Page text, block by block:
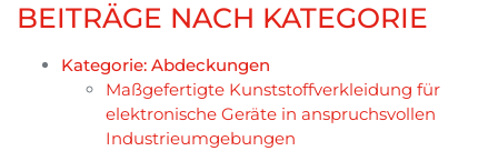
BEITRÄGE NACH KATEGORIE
Kategorie: Abdeckungen
Maßgefertigte Kunststoffverkleidung für
elektronische Geräte in anspruchsvollen
Industrieumgebungen